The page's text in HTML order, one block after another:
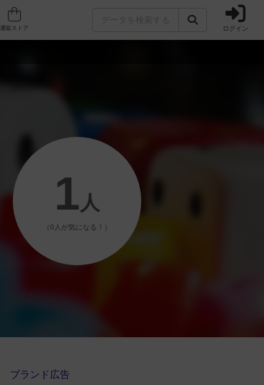
人気ボードゲーム ログイン
1 人
（0人が気になる！）